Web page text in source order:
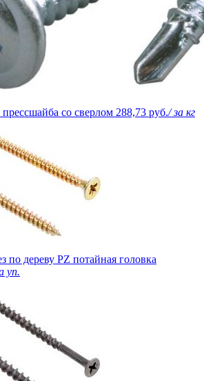
со сверлом 288,73 руб./ за кг
по дереву PZ потайная головка
уп.